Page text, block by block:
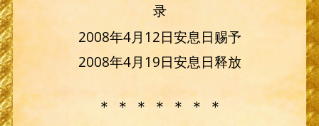
录
2008年4月12日安息日赐予
2008年4月19日安息日释放
＊ ＊ ＊ ＊ ＊ ＊ ＊